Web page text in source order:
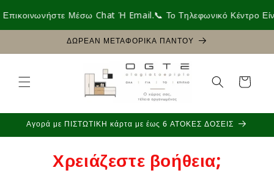
στο
περιεχόμενο
Μέσω Chat Ή Email.📞 Το Τηλεφωνικό Κέντρο
ΔΩΡΕΑΝ ΜΕΤΑΦΟΡΙΚΑ ΠΑΝΤΟΥ
Καλάθι
Αγορά με ΠΙΣΤΩΤΙΚΗ κάρτα με έως 6 ΑΤΟΚΕΣ ΔΟΣΕΙΣ
Χρειάζεστε βοήθεια;